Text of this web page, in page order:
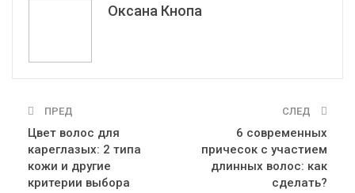
Оксана Кнопа
ПРЕД
Цвет волос для
кареглазых: 2 типа
кожи и другие
критерии выбора
СЛЕД
6 современных
причесок с участием
длинных волос: как
сделать?